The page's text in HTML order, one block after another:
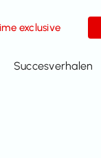
exclusive
Succesverhalen